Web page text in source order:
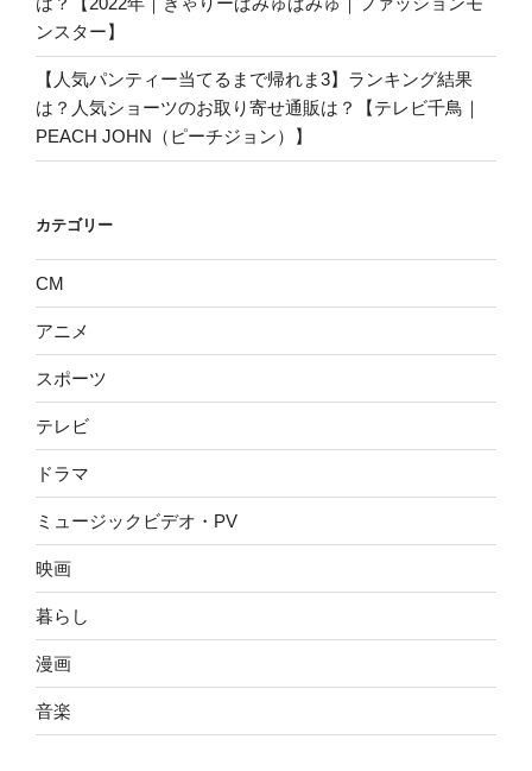
ンスター】
【人気パンティー当てるまで帰れま3】ランキング結果
は？人気ショーツのお取り寄せ通販は？【テレビ千鳥｜
PEACH JOHN（ピーチジョン）】
カテゴリー
CM
アニメ
スポーツ
テレビ
ドラマ
ミュージックビデオ・PV
映画
暮らし
漫画
音楽